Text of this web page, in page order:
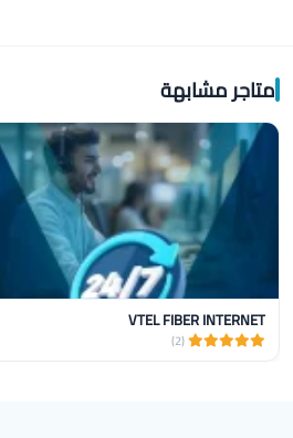
متاجر مشابهة
VTEL FIBER INTERNET
(2)